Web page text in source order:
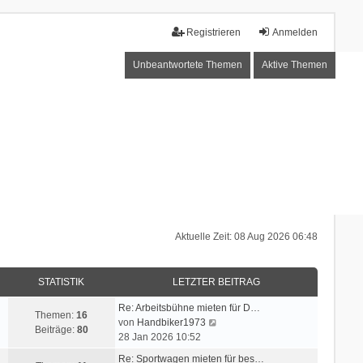
Anmelden
Registrieren
Unbeantwortete Themen Aktive Themen
Aktuelle Zeit: 08 Aug 2026 06:48
STATISTIK LETZTER BEITRAG
Themen:16
Beiträge: 80
Re: Arbeitsbühne mieten für D…
von Handbiker1973
28 Jan 2026 10:52
Re: Sportwagen mieten für bes…